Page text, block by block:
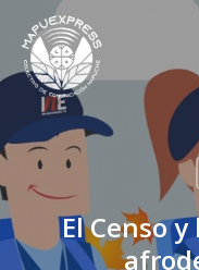
main
content
El Censo